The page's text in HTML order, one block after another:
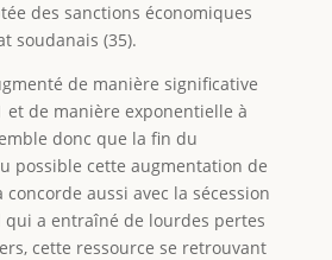
des sanctions économiques
soudanais (35).
de manière significative
et de manière exponentielle à
donc que la fin du
possible cette augmentation de
aussi avec la sécession
qui a entraîné de lourdes pertes
cette ressource se retrouvant